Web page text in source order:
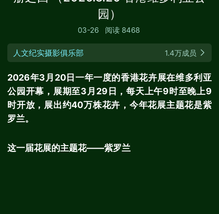
园）
03-26 阅读 8468
人文纪实摄影俱乐部 1.4万成员
2026年3月20日一年一度的香港花卉展在维多利亚
公园开幕，展期至3月29日，每天上午9时至晚上9
时开放，展出约40万株花卉，今年花展主题花是紫
罗兰。
这一届花展的主题花——紫罗兰